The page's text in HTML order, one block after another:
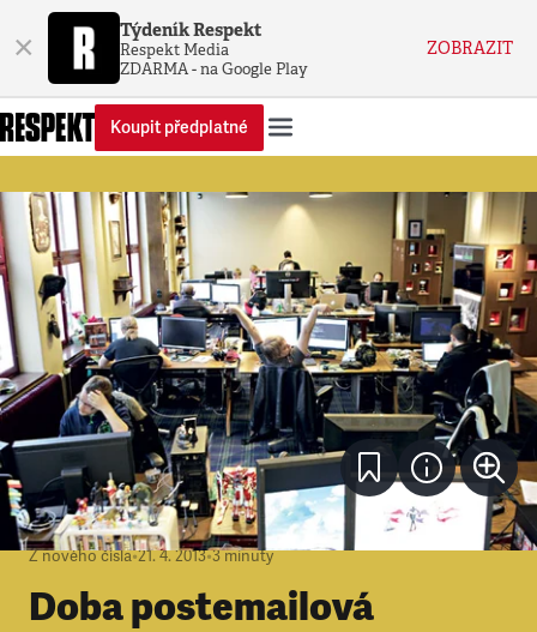
× Týdeník Respekt
Respekt Media
ZDARMA - na Google Play
ZOBRAZIT
Koupit předplatné
Z nového čísla•21. 4. 2013•3minuty
Doba postemailová